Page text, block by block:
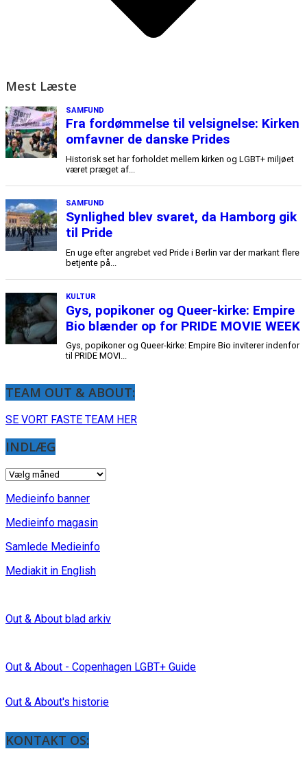
Mest Læste
SAMFUND
Fra fordømmelse til velsignelse: Kirken
omfavner de danske Prides
Historisk set har forholdet mellem kirken og LGBT+ miljøet
været præget af...
SAMFUND
Synlighed blev svaret, da Hamborg gik
til Pride
En uge efter angrebet ved Pride i Berlin var der markant flere
betjente på...
KULTUR
Gys, popikoner og Queer-kirke: Empire
Bio blænder op for PRIDE MOVIE WEEK
Gys, popikoner og Queer-kirke: Empire Bio inviterer indenfor
til PRIDE MOVI...
TEAM OUT & ABOUT:
SE VORT FASTE TEAM HER
INDLÆG
INDLÆG
Medieinfo banner
Medieinfo magasin
Samlede Medieinfo
Mediakit in English
Out & About blad arkiv
Out & About - Copenhagen LGBT+ Guide
Out & About's historie
KONTAKT OS: